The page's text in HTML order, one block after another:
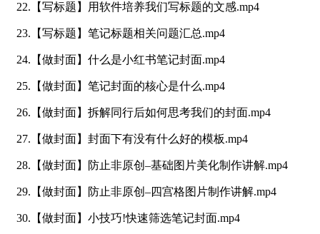
22.【写标题】用软件培养我们写标题的文感.mp4
23.【写标题】笔记标题相关问题汇总.mp4
24.【做封面】什么是小红书笔记封面.mp4
25.【做封面】笔记封面的核心是什么.mp4
26.【做封面】拆解同行后如何思考我们的封面.mp4
27.【做封面】封面下有没有什么好的模板.mp4
28.【做封面】防止非原创–基础图片美化制作讲解.mp4
29.【做封面】防止非原创–四宫格图片制作讲解.mp4
30.【做封面】小技巧!快速筛选笔记封面.mp4